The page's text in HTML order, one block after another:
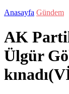
Anasayfa Gündem
AK
Ülgür